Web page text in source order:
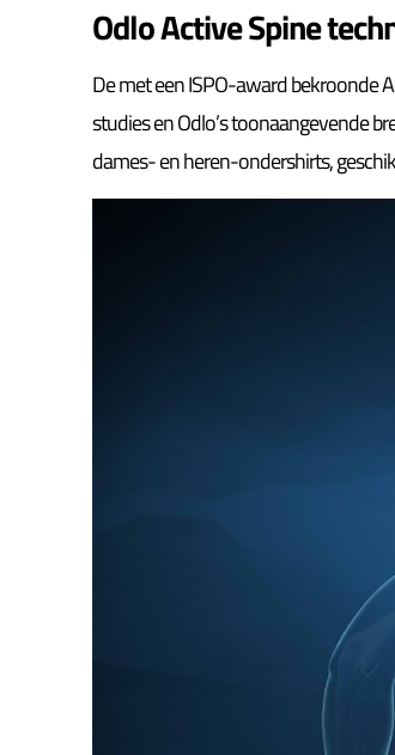
Odlo Active Spine
De met een ISPO-award bekroonde
studies en Odlo’s toonaangevende
dames- en heren-ondershirts,